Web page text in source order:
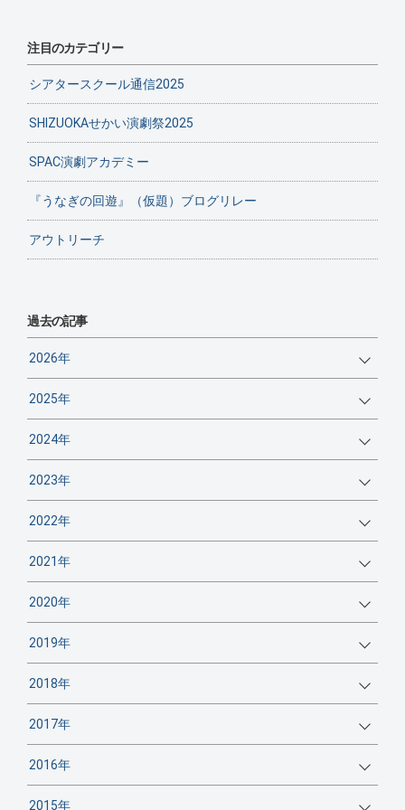
注目のカテゴリー
シアタースクール通信2025
SHIZUOKAせかい演劇祭2025
SPAC演劇アカデミー
『うなぎの回遊』（仮題）ブログリレー
アウトリーチ
過去の記事
2026年
2025年
2024年
2023年
2022年
2021年
2020年
2019年
2018年
2017年
2016年
2015年